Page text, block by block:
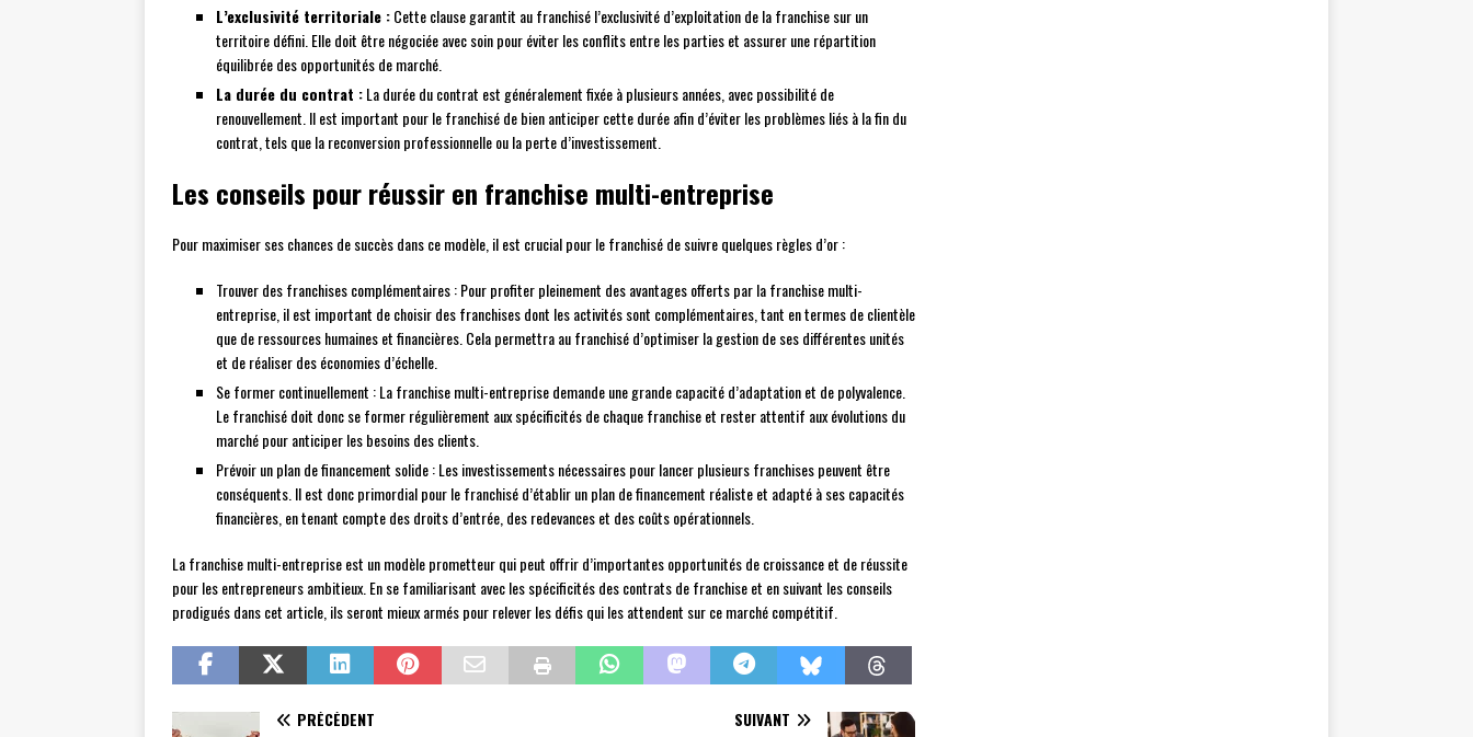
L’exclusivité territoriale :Cette clause garantit au franchisé l’exclusivité d’exploitation de la franchise sur un
territoire défini. Elle doit être négociée avec soin pour éviter les conflits entre les parties et assurer une répartition
équilibrée des opportunités de marché.
La durée du contrat :La durée du contrat est généralement fixée à plusieurs années, avec possibilité de
renouvellement. Il est important pour le franchisé de bien anticiper cette durée afin d’éviter les problèmes liés à la fin du
contrat, tels que la reconversion professionnelle ou la perte d’investissement.
Les conseils pour réussir en franchise multi-entreprise
Pour maximiser ses chances de succès dans ce modèle, il est crucial pour le franchisé de suivre quelques règles d’or :
Trouver des franchises complémentaires : Pour profiter pleinement des avantages offerts par la franchise multi-
entreprise, il est important de choisir des franchises dont les activités sont complémentaires, tant en termes de clientèle
que de ressources humaines et financières. Cela permettra au franchisé d’optimiser la gestion de ses différentes unités
et de réaliser des économies d’échelle.
Se former continuellement : La franchise multi-entreprise demande une grande capacité d’adaptation et de polyvalence.
Le franchisé doit donc se former régulièrement aux spécificités de chaque franchise et rester attentif aux évolutions du
marché pour anticiper les besoins des clients.
Prévoir un plan de financement solide : Les investissements nécessaires pour lancer plusieurs franchises peuvent être
conséquents. Il est donc primordial pour le franchisé d’établir un plan de financement réaliste et adapté à ses capacités
financières, en tenant compte des droits d’entrée, des redevances et des coûts opérationnels.
La franchise multi-entreprise est un modèle prometteur qui peut offrir d’importantes opportunités de croissance et de réussite
pour les entrepreneurs ambitieux. En se familiarisant avec les spécificités des contrats de franchise et en suivant les conseils
prodigués dans cet article, ils seront mieux armés pour relever les défis qui les attendent sur ce marché compétitif.
PRÉCÉDENT SUIVANT